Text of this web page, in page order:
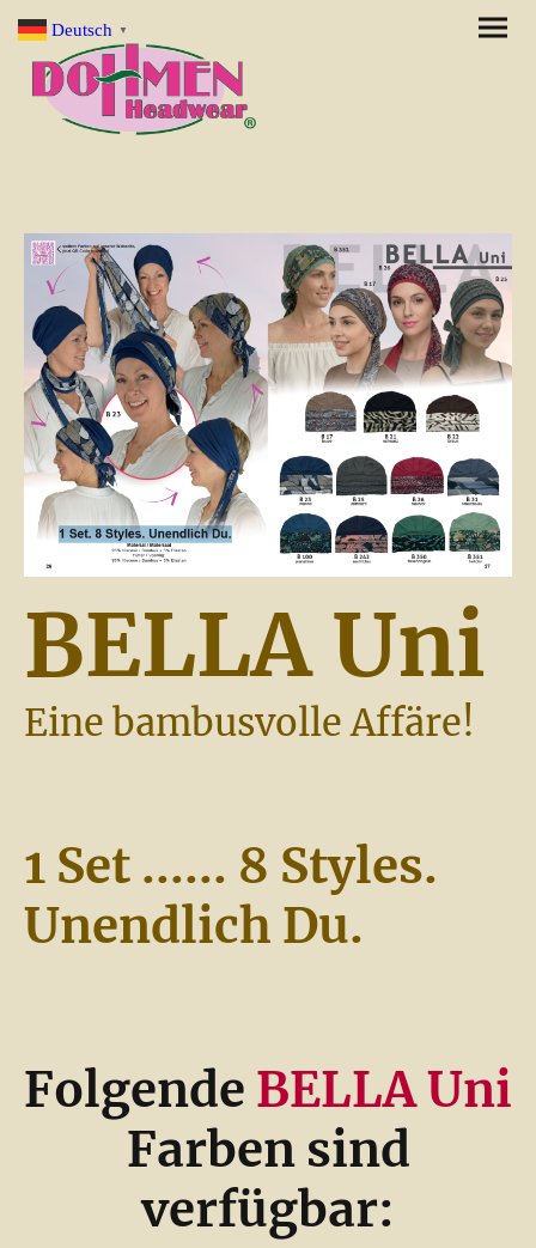
BELLA Uni
Eine bambusvolle Affäre!
1 Set ...... 8 Styles.
Unendlich Du.
Folgende BELLA Uni
Farben sind
verfügbar:
Deutsch ▼